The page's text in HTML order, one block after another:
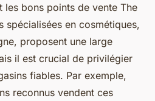
bons points de vente The
spécialisées en cosmétiques,
proposent une large
il est crucial de privilégier
fiables. Par exemple,
reconnus vendent ces